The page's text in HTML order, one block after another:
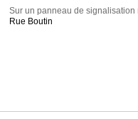
Sur un panneau de
Rue Boutin